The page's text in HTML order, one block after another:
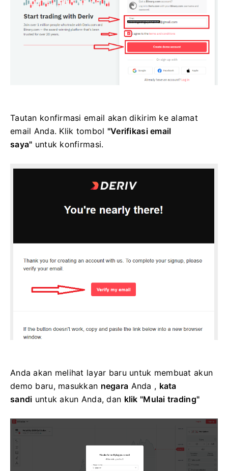
Tautan konfirmasi email akan dikirim ke alamat
email Anda. Klik tombol "Verifikasi email
saya" untuk konfirmasi.
Anda akan melihat layar baru untuk membuat akun
demo baru, masukkan negara Anda , kata
sandi untuk akun Anda, dan klik "Mulai trading"